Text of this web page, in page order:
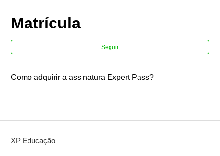
Matrícula
Seguir
Como adquirir a assinatura Expert Pass?
XP Educação